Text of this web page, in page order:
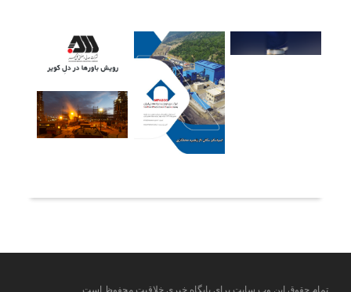
تمام حقوق این وب سایت برای پایگاه خبری خلاقیت محفوظ است.